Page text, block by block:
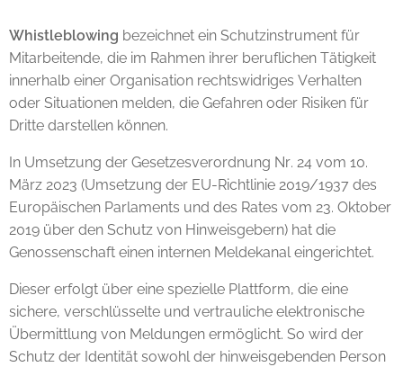
Whistleblowing bezeichnet ein Schutzinstrument für
Mitarbeitende, die im Rahmen ihrer beruflichen Tätigkeit
innerhalb einer Organisation rechtswidriges Verhalten
oder Situationen melden, die Gefahren oder Risiken für
Dritte darstellen können.
In Umsetzung der Gesetzesverordnung Nr. 24 vom 10.
März 2023 (Umsetzung der EU-Richtlinie 2019/1937 des
Europäischen Parlaments und des Rates vom 23. Oktober
2019 über den Schutz von Hinweisgebern) hat die
Genossenschaft einen internen Meldekanal eingerichtet.
Dieser erfolgt über eine spezielle Plattform, die eine
sichere, verschlüsselte und vertrauliche elektronische
Übermittlung von Meldungen ermöglicht. So wird der
Schutz der Identität sowohl der hinweisgebenden Person